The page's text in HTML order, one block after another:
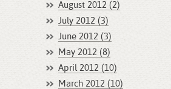
August 2012 (2)
July 2012 (3)
June 2012 (3)
May 2012 (8)
April 2012 (10)
March 2012 (10)